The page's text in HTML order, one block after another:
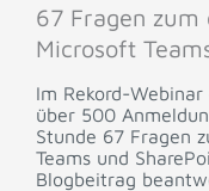
67 Fragen
Microsoft
Im Rekord-
über 500
Stunde 67 Fragen
Teams und
Blogbeitrag